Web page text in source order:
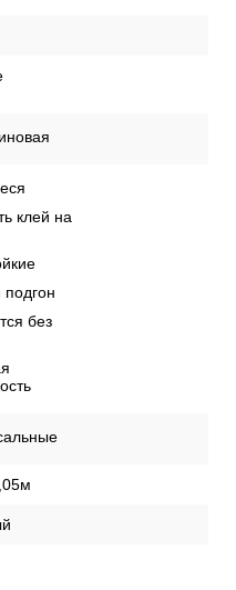
клей на
без